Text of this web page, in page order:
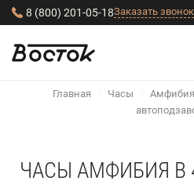
8 (800) 201-05-18Заказать звонок
Главная / Часы / Амфибия
ЧАСЫ АМФИБИЯ В